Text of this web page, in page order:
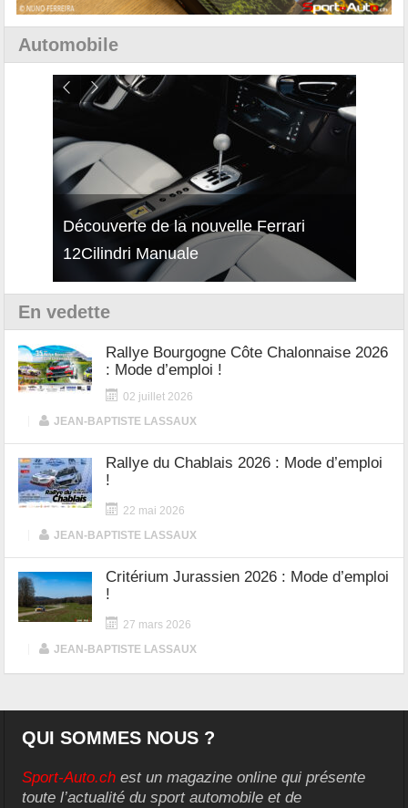
Automobile
Découverte de la nouvelle Ferrari
12Cilindri Manuale
En vedette
Rallye Bourgogne Côte Chalonnaise 2026
: Mode d’emploi !
02 juillet 2026
JEAN-BAPTISTE LASSAUX
Rallye du Chablais 2026 : Mode d’emploi
!
22 mai 2026
JEAN-BAPTISTE LASSAUX
Critérium Jurassien 2026 : Mode d’emploi
!
27 mars 2026
JEAN-BAPTISTE LASSAUX
QUI SOMMES NOUS ?
Sport-Auto.ch est un magazine online qui présente
toute l’actualité du sport automobile et de